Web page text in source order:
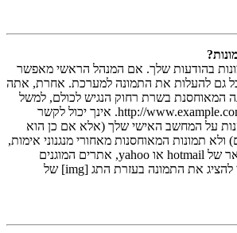
בהודעות שלך. אם המנהל הראשי מאפשר
גם להעלות את התמונה למערכת. אחרת, אתה
המאוחסנת בשרת רחוק הנגיש לכולם, למשל
http://www.example.com/my-picture.gif. אינך יכול לקשר
על המחשב האישי שלך (אלא אם כן הוא
ולא תמונות המאוחסנות מאחורי מנגנוני אימות,
למשל תיבות הדואר של hotmail או yahoo, אתרים המוגנים
בססמה, וכד'. כדי להציג את התמונה בעזרת התג [img] של